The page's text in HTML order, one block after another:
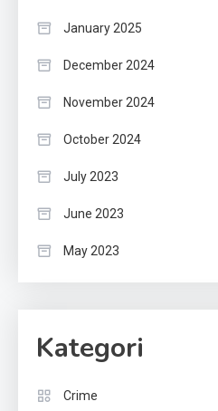
January 2025
December 2024
November 2024
October 2024
July 2023
June 2023
May 2023
Kategori
Crime